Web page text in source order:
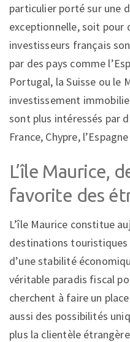
particulier porté sur une
exceptionnelle, soit pour
investisseurs français
par des pays comme
Portugal, la Suisse ou le
investissement
sont plus intéressés par
France, Chypre,
L’île Maurice,
favorite des
L’île Maurice constitue
destinations touristiques
d’une stabilité
véritable paradis fiscal
cherchent à faire un
aussi des possibilités
plus la clientèle